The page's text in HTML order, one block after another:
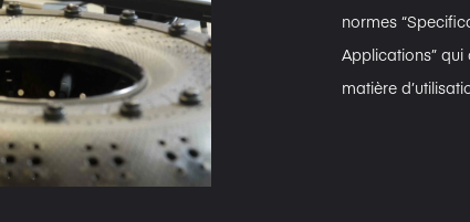
normes
Applications”
matière